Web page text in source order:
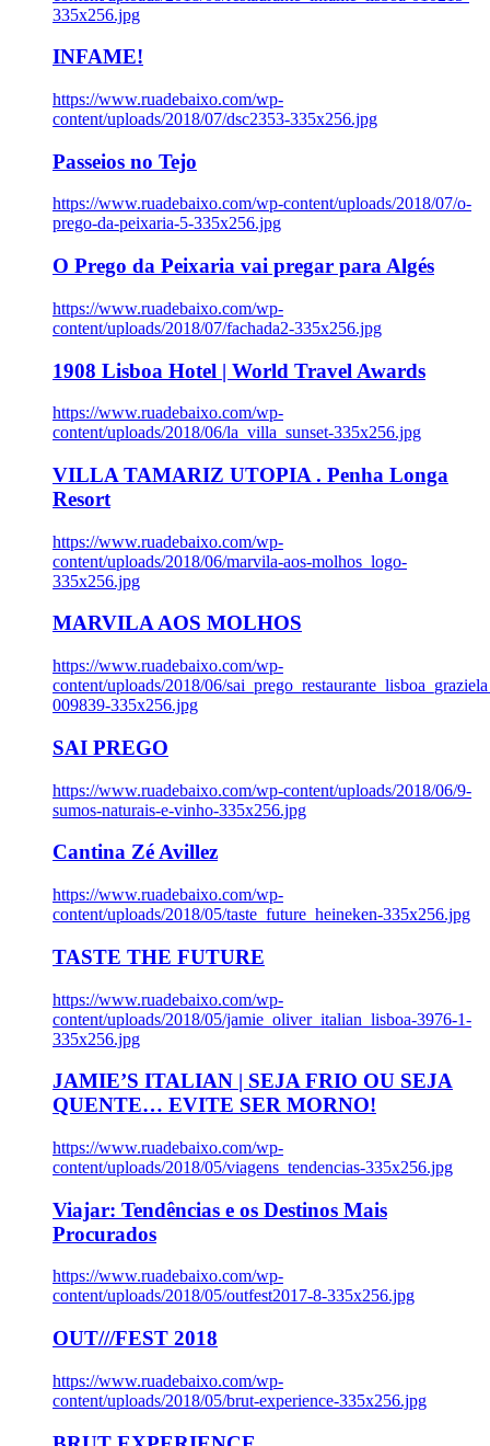
335x256.jpg
INFAME!
https://www.ruadebaixo.com/wp-
content/uploads/2018/07/dsc2353-335x256.jpg
Passeios no Tejo
https://www.ruadebaixo.com/wp-content/uploads/2018/07/o-
prego-da-peixaria-5-335x256.jpg
O Prego da Peixaria vai pregar para Algés
https://www.ruadebaixo.com/wp-
content/uploads/2018/07/fachada2-335x256.jpg
1908 Lisboa Hotel | World Travel Awards
https://www.ruadebaixo.com/wp-
content/uploads/2018/06/la_villa_sunset-335x256.jpg
VILLA TAMARIZ UTOPIA . Penha Longa
Resort
https://www.ruadebaixo.com/wp-
content/uploads/2018/06/marvila-aos-molhos_logo-
335x256.jpg
MARVILA AOS MOLHOS
https://www.ruadebaixo.com/wp-
content/uploads/2018/06/
009839-335x256.jpg
SAI PREGO
https://www.ruadebaixo.com/wp-content/uploads/2018/06/9-
sumos-naturais-e-vinho-335x256.jpg
Cantina Zé Avillez
https://www.ruadebaixo.com/wp-
content/uploads/2018/05/taste_future_heineken-335x256.jpg
TASTE THE FUTURE
https://www.ruadebaixo.com/wp-
content/uploads/2018/05/jamie_oliver_italian_lisboa-3976-1-
335x256.jpg
JAMIE’S ITALIAN | SEJA FRIO OU SEJA
QUENTE… EVITE SER MORNO!
https://www.ruadebaixo.com/wp-
content/uploads/2018/05/viagens_tendencias-335x256.jpg
Viajar: Tendências e os Destinos Mais
Procurados
https://www.ruadebaixo.com/wp-
content/uploads/2018/05/outfest2017-8-335x256.jpg
OUT///FEST 2018
https://www.ruadebaixo.com/wp-
content/uploads/2018/05/brut-experience-335x256.jpg